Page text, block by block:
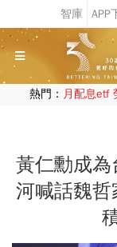
熱門： 月配息etf
黃仁勳成
河喊話魏